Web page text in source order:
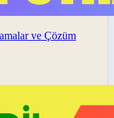
ve Çözüm